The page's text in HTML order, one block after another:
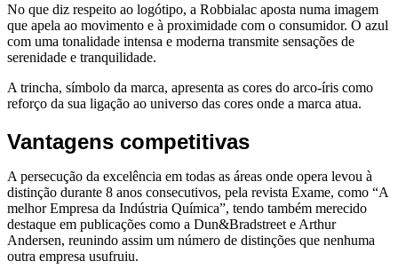
No que diz respeito ao logótipo, a Robbialac aposta numa imagem
que apela ao movimento e à proximidade com o consumidor. O azul
com uma tonalidade intensa e moderna transmite sensações de
serenidade e tranquilidade.
A trincha, símbolo da marca, apresenta as cores do arco-íris como
reforço da sua ligação ao universo das cores onde a marca atua.
Vantagens competitivas
A persecução da excelência em todas as áreas onde opera levou à
distinção durante 8 anos consecutivos, pela revista Exame, como “A
melhor Empresa da Indústria Química”, tendo também merecido
destaque em publicações como a Dun&Bradstreet e Arthur
Andersen, reunindo assim um número de distinções que nenhuma
outra empresa usufruiu.